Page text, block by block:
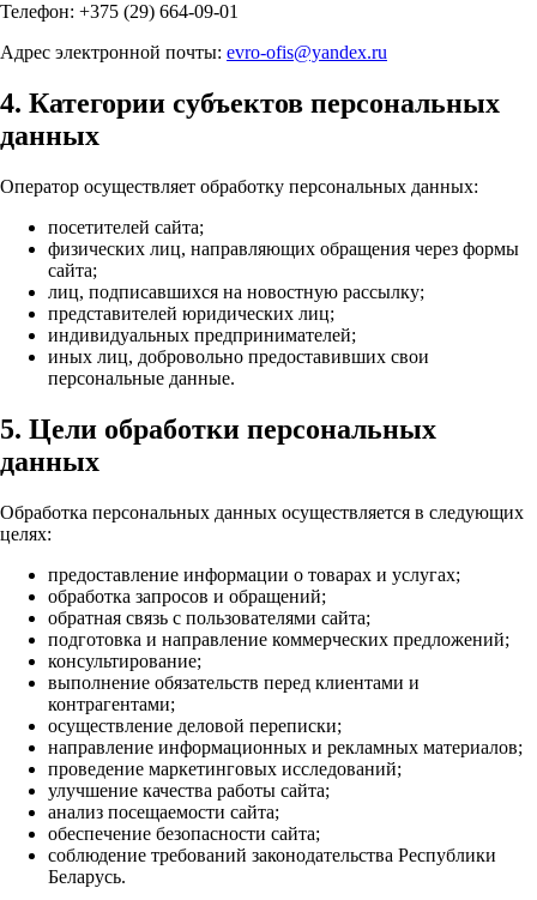
Телефон: +375 (29) 664-09-01
Адрес электронной почты: evro-ofis@yandex.ru
4. Категории субъектов персональных
данных
Оператор осуществляет обработку персональных данных:
посетителей сайта;
физических лиц, направляющих обращения через формы
сайта;
лиц, подписавшихся на новостную рассылку;
представителей юридических лиц;
индивидуальных предпринимателей;
иных лиц, добровольно предоставивших свои
персональные данные.
5. Цели обработки персональных
данных
Обработка персональных данных осуществляется в следующих
целях:
предоставление информации о товарах и услугах;
обработка запросов и обращений;
обратная связь с пользователями сайта;
подготовка и направление коммерческих предложений;
консультирование;
выполнение обязательств перед клиентами и
контрагентами;
осуществление деловой переписки;
направление информационных и рекламных материалов;
проведение маркетинговых исследований;
улучшение качества работы сайта;
анализ посещаемости сайта;
обеспечение безопасности сайта;
соблюдение требований законодательства Республики
Беларусь.